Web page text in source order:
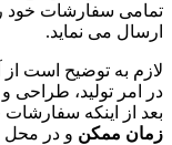
تمامی سفارشات خود
ارسال می نماید.
لازم به توضیح است
در امر تولید،
بعد از اینکه
زمان ممکن و در